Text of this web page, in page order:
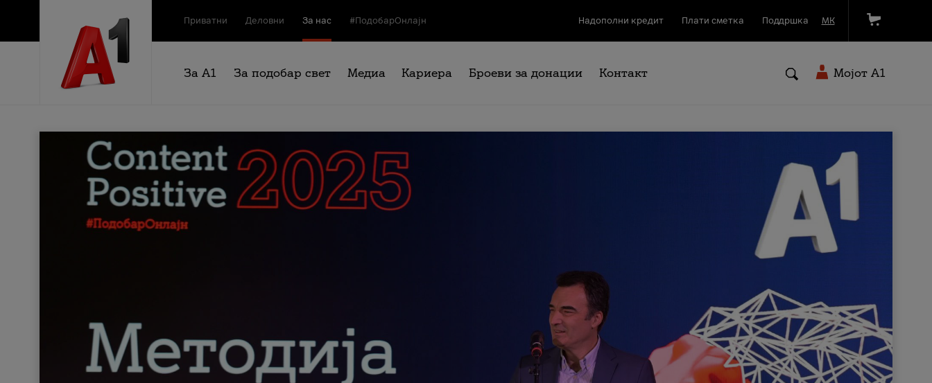
Приватни Деловни За нас #ПодобарОнлајн Надополни кредит Плати сметка Поддршка МК
За А1 За подобар свет Медиа Кариера Броеви за донации Контакт Мојот A1